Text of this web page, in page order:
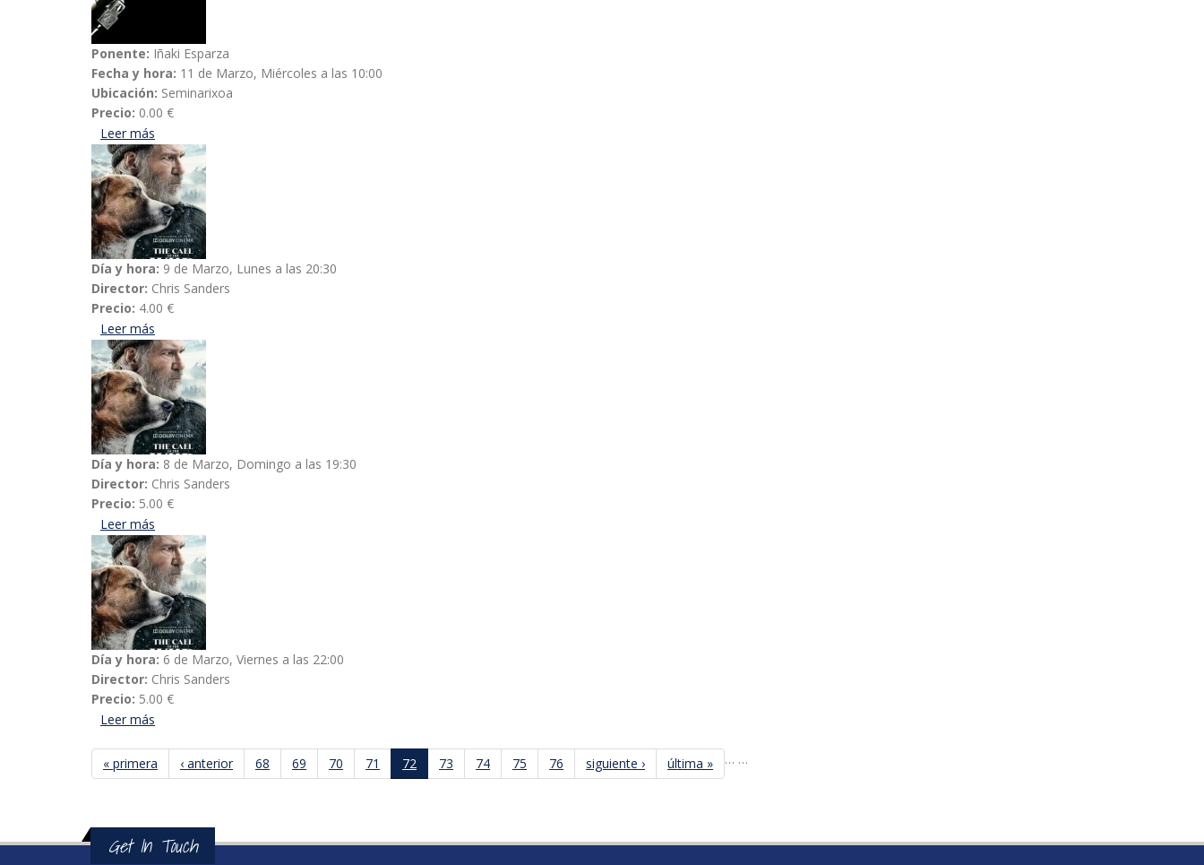
Ponente: Iñaki Esparza
Fecha y hora: 11 de Marzo, Miércoles a las 10:00
Ubicación: Seminarixoa
Precio: 0.00 €
Leer más
Día y hora: 9 de Marzo, Lunes a las 20:30
Director: Chris Sanders
Precio: 4.00 €
Leer más
Día y hora: 8 de Marzo, Domingo a las 19:30
Director: Chris Sanders
Precio: 5.00 €
Leer más
Día y hora: 6 de Marzo, Viernes a las 22:00
Director: Chris Sanders
Precio: 5.00 €
Leer más
« primera ‹ anterior …
68 69 70 71 72 73 74 75 76 …
siguiente › última »
Get In Touch